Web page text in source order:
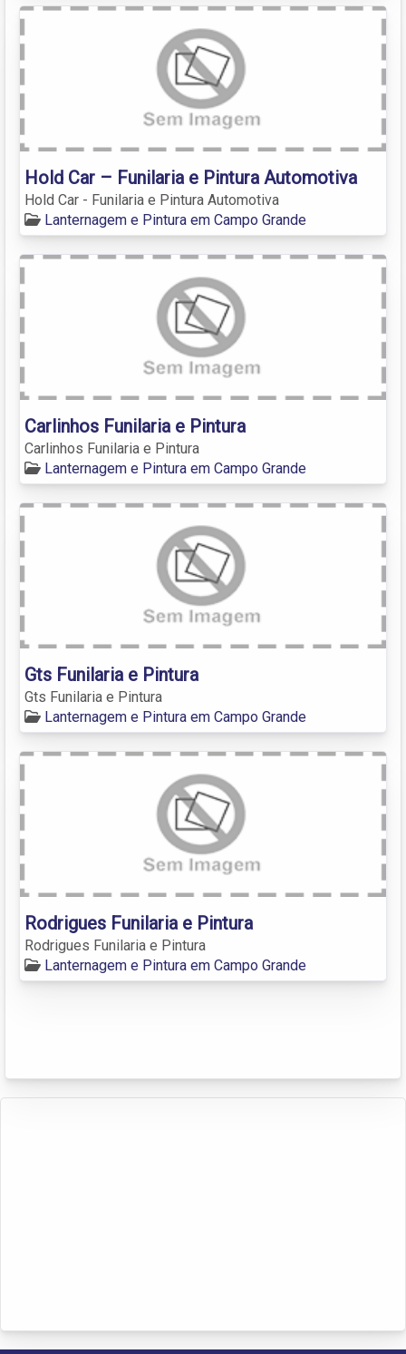
Hold Car – Funilaria e Pintura Automotiva
Hold Car - Funilaria e Pintura Automotiva
Lanternagem e Pintura em Campo Grande
Carlinhos Funilaria e Pintura
Carlinhos Funilaria e Pintura
Lanternagem e Pintura em Campo Grande
Gts Funilaria e Pintura
Gts Funilaria e Pintura
Lanternagem e Pintura em Campo Grande
Rodrigues Funilaria e Pintura
Rodrigues Funilaria e Pintura
Lanternagem e Pintura em Campo Grande